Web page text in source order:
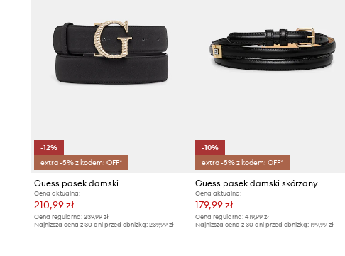
-12%
extra -5% z kodem: OFF*
Guess pasek damski
Cena aktualna:
210,99 zł
Cena regularna: 239,99 zł
Najniższa cena z 30 dni przed obniżką: 239,99 zł
-10%
extra -5% z kodem: OFF*
Guess pasek damski skórzany
Cena aktualna:
179,99 zł
Cena regularna:419,99 zł
Najniższa cena z 30 dni przed obniżką:199,99 zł